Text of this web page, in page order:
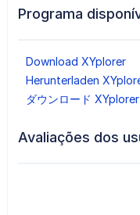
Programa
Download XYplorer
Herunterladen
ダウンロード XYplorer
Avaliações dos